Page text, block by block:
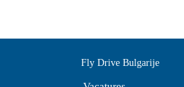
Fly Drive Bulgarije